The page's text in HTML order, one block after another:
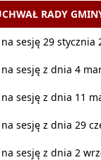
RADY
sesję 29 stycznia
sesję z dnia 4
sesję z dnia 11
sesję z dnia 29
sesję z dnia 2